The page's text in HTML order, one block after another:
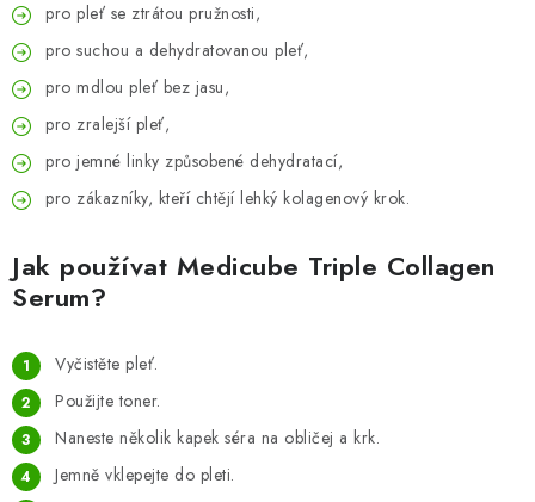
pro pleť se ztrátou pružnosti,
pro suchou a dehydratovanou pleť,
pro mdlou pleť bez jasu,
pro zralejší pleť,
pro jemné linky způsobené dehydratací,
pro zákazníky, kteří chtějí lehký kolagenový krok.
Jak používat Medicube Triple Collagen
Serum?
Vyčistěte pleť.
Použijte toner.
Naneste několik kapek séra na obličej a krk.
Jemně vklepejte do pleti.